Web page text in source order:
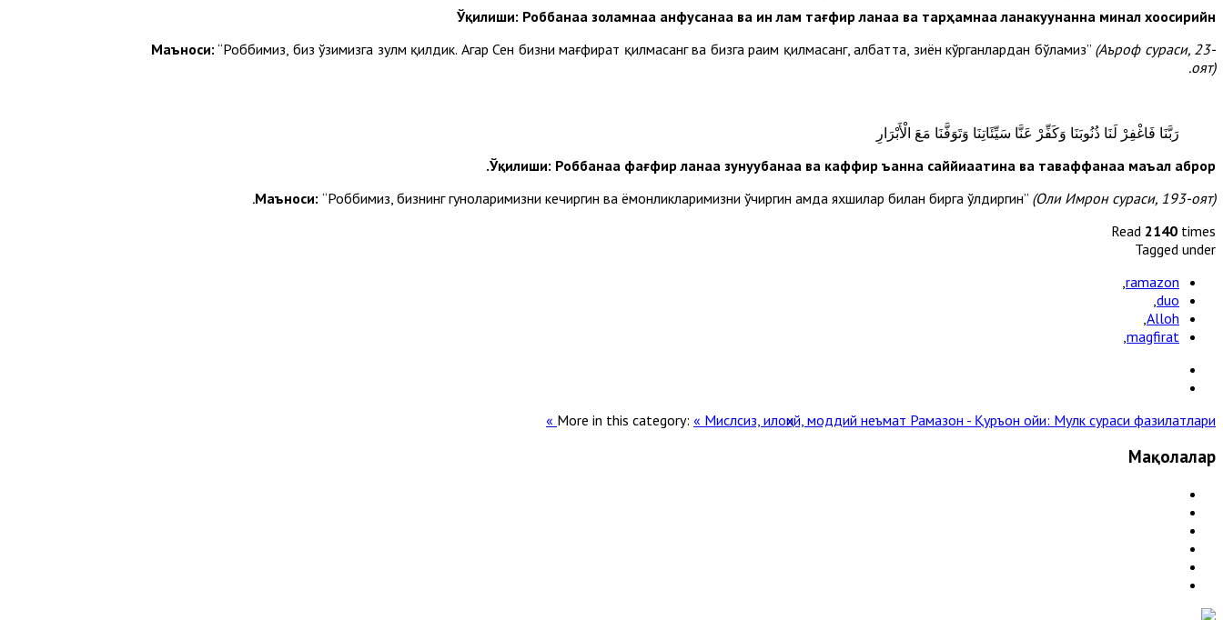
Ўқилиши: Роббанаа золамнаа анфусанаа ва ин лам тағфир ланаа ва тарҳамнаа ланакуунанна минал хоосирийн
Маъноси: “Роббимиз, биз ўзимизга зулм қилдик. Агар Сен бизни мағфират қилмасанг ва бизга раҳим қилмасанг, албатта, зиён кўрганлардан бўламиз” (Аъроф сураси, 23-
оят).
رَبَّنَا فَاغْفِرْ لَنَا ذُنُوبَنَا وَكَفِّرْ عَنَّا سَيِّئَاتِنَا وَتَوَفَّنَا مَعَ الْأَبْرَارِ
Ўқилиши: Роббанаа фағфир ланаа зунуубанаа ва каффир ъанна саййиаатина ва таваффанаа маъал аброр.
Маъноси: “Роббимиз, бизнинг гуноҳларимизни кечиргин ва ёмонликларимизни ўчиргин ҳамда яхшилар билан бирга ўлдиргин” (Оли Имрон сураси, 193-оят).
Read 2140 times
Tagged under
ramazon
duo
Alloh
magfirat
More in this category: « Мислсиз, илоҳий, моддий неъмат Рамазон - Қуръон ойи: Мулк сураси фазилатлари »
Мақолалар